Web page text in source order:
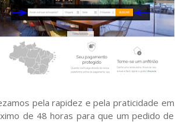
pela rapidez e pela praticidade em
de 48 horas para que um pedido de